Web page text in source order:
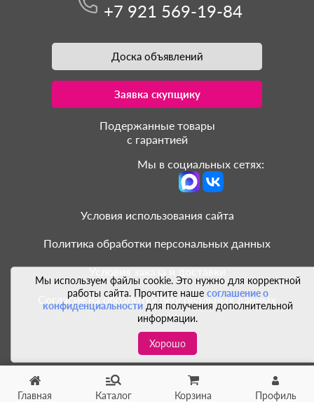
Главная Каталог Корзина Профиль
Мы используем файлы cookie. Это нужно для корректной
работы сайта. Прочтите наше соглашение о
конфиденциальностидля получения дополнительной
информации.
Хорошо
+7 921 569-19-84
Доска объявлений
Заявка скупщику
Подержанные товары
с гарантией
Мы в социальных сетях:
Условия использования сайта
Политика обработки персональных данных
Условия заказа и доставки
Согласие на обработку персональных данных